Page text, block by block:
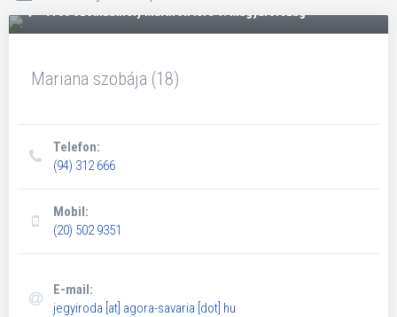
Mariana szobája (18)
Telefon:
(94) 312 666
Mobil:
(20) 502 9351
E-mail:
jegyiroda [at] agora-savaria [dot] hu